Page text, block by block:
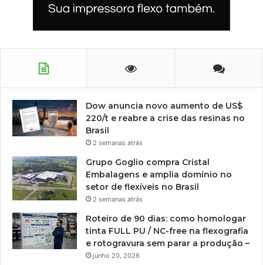
Dow anuncia novo aumento de US$
220/t e reabre a crise das resinas no
Brasil
2 semanas atrás
Grupo Goglio compra Cristal
Embalagens e amplia domínio no
setor de flexíveis no Brasil
2 semanas atrás
Roteiro de 90 dias: como homologar
tinta FULL PU / NC-free na flexografia
e rotogravura sem parar a produção –
junho 20, 2026